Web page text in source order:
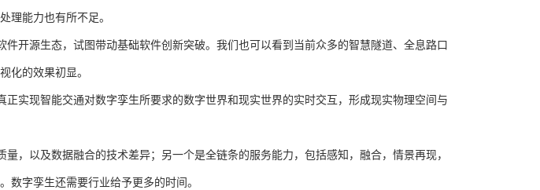
理能力也有所不足。
开源生态，试图带动基础软件创新突破。我们也可以看到当前众多的智慧隧道、全息路口
化的效果初显。
实现智能交通对数字孪生所要求的数字世界和现实世界的实时交互，形成现实物理空间与
，以及数据融合的技术差异；另一个是全链条的服务能力，包括感知，融合，情景再现，
数字孪生还需要行业给予更多的时间。